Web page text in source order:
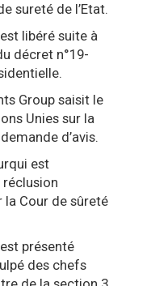
sureté de l’Etat.
libéré suite à
décret n°19-
Group saisit le
Unies sur la
d’avis.
est
réclusion
la Cour de sûreté
présenté
des chefs